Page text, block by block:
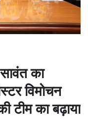
का
विमोचन
टीम का बढ़ाया